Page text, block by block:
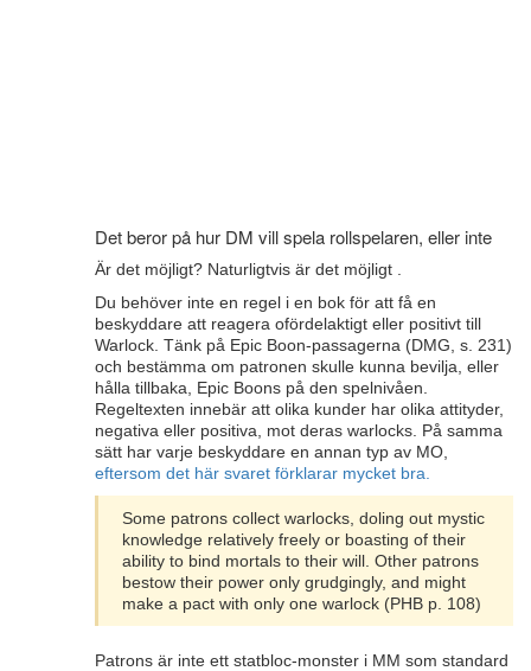
Det beror på hur DM vill spela rollspelaren, eller inte
Är det möjligt? Naturligtvis är det möjligt .
Du behöver inte en regel i en bok för att få en
beskyddare att reagera ofördelaktigt eller positivt till
Warlock. Tänk på Epic Boon-passagerna (DMG, s. 231)
och bestämma om patronen skulle kunna bevilja, eller
hålla tillbaka, Epic Boons på den spelnivåen.
Regeltexten innebär att olika kunder har olika attityder,
negativa eller positiva, mot deras warlocks. På samma
sätt har varje beskyddare en annan typ av MO,
eftersom det här svaret förklarar mycket bra.
Some patrons collect warlocks, doling out mystic
knowledge relatively freely or boasting of their
ability to bind mortals to their will. Other patrons
bestow their power only grudgingly, and might
make a pact with only one warlock (PHB p. 108)
Patrons är inte ett statbloc-monster i MM som standard